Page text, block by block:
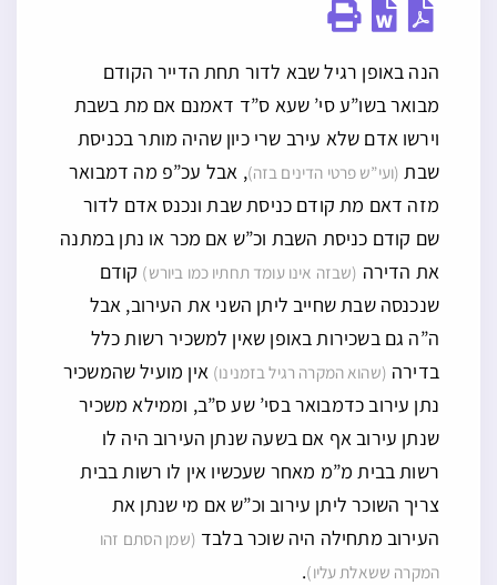
הנה באופן רגיל שבא לדור תחת הדייר הקודם
מבואר בשו”ע סי’ שעא ס”ד דאמנם אם מת בשבת
וירשו אדם שלא עירב שרי כיון שהיה מותר בכניסת
שבת (ועי”ש פרטי הדינים בזה), אבל עכ”פ מה דמבואר
מזה דאם מת קודם כניסת שבת ונכנס אדם לדור
שם קודם כניסת השבת וכ”ש אם מכר או נתן במתנה
את הדירה (שבזה אינו עומד תחתיו כמו ביורש) קודם
שנכנסה שבת שחייב ליתן השני את העירוב, אבל
ה”ה גם בשכירות באופן שאין למשכיר רשות כלל
בדירה (שהוא המקרה רגיל בזמנינו) אין מועיל שהמשכיר
נתן עירוב כדמבואר בסי’ שע ס”ב, וממילא משכיר
שנתן עירוב אף אם בשעה שנתן העירוב היה לו
רשות בבית מ”מ מאחר שעכשיו אין לו רשות בבית
צריך השוכר ליתן עירוב וכ”ש אם מי שנתן את
העירוב מתחילה היה שוכר בלבד (שמן הסתם זהו
המקרה ששאלת עליו).